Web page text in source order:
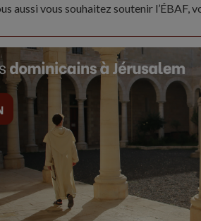
aussi vous souhaitez soutenir l’ÉBAF,